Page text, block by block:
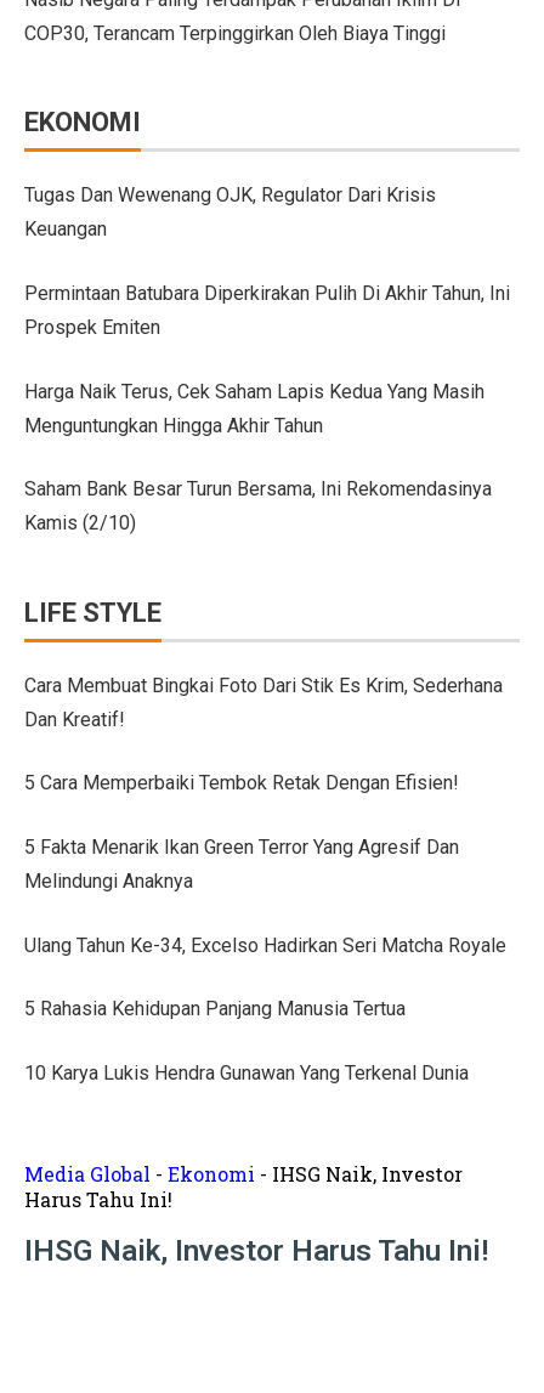
Hyundai Akan Rilis Mobil Listrik Baru Tahun Ini
28 Kendaraan Perusahaan di Aceh Tamiang Pakai
Pengalaman Pertama Mengemudi Jaecoo J8, SUV
Persaingan BMW dan Mercedes-Benz Hadapi Bebas
Citroen C3 Sport dan Jeep Gladiator Meluncur di
Uji Coba Mobil SUV JAECOO J8 SHS ARDIS di
Jeep Gladiator Sport Tampil di GIIAS Bandung 2025
GIIAS Bandung 2025: Konsistensi 54 Tahun Toyota
10 Model Batu Alam Dinding Minimalis Terbaru
Cara Membuat Bingkai Foto dari Stik Es Krim,
Tips Menata Hiasan Dinding untuk Ruang Tamu Estetis
Harga Kusen UPVC vs Aluminium, Ketahui
Tanda-Tanda Kanker Payudara yang Sering Diabaikan
Tren Rumah Scandinavian: Ciri Khas dan Aturan Desain
Anti Ribet, Gaya Hias Dinding Modern dari Stik Es
Idaman! 10 Desain Wajib untuk Rumah Sempit
COP30, Terancam Terpinggirkan Oleh Biaya Tinggi
EKONOMI
Tugas Dan Wewenang OJK, Regulator Dari Krisis
Keuangan
Permintaan Batubara Diperkirakan Pulih Di Akhir Tahun, Ini
Prospek Emiten
Harga Naik Terus, Cek Saham Lapis Kedua Yang Masih
Menguntungkan Hingga Akhir Tahun
Saham Bank Besar Turun Bersama, Ini Rekomendasinya
Kamis (2/10)
LIFE STYLE
Cara Membuat Bingkai Foto Dari Stik Es Krim, Sederhana
Dan Kreatif!
5 Cara Memperbaiki Tembok Retak Dengan Efisien!
5 Fakta Menarik Ikan Green Terror Yang Agresif Dan
Melindungi Anaknya
Ulang Tahun Ke-34, Excelso Hadirkan Seri Matcha Royale
5 Rahasia Kehidupan Panjang Manusia Tertua
10 Karya Lukis Hendra Gunawan Yang Terkenal Dunia
Media Global - Ekonomi - IHSG Naik, Investor
Harus Tahu Ini!
IHSG Naik, Investor Harus Tahu Ini!